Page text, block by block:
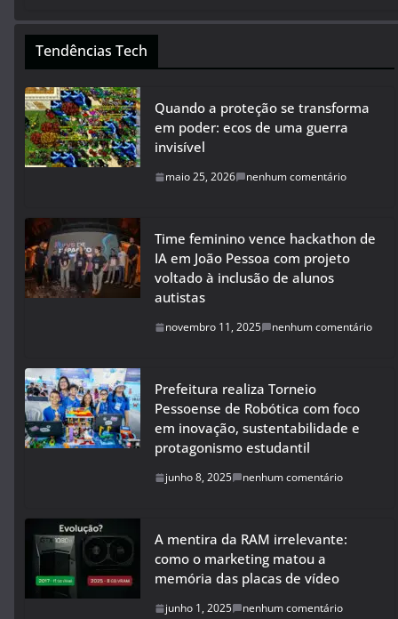
Tendências Tech
Quando a proteção se transforma
em poder: ecos de uma guerra
invisível
maio 25, 2026 nenhum comentário
Time feminino vence hackathon de
IA em João Pessoa com projeto
voltado à inclusão de alunos
autistas
novembro 11, 2025 nenhum comentário
Prefeitura realiza Torneio
Pessoense de Robótica com foco
em inovação, sustentabilidade e
protagonismo estudantil
junho 8, 2025 nenhum comentário
A mentira da RAM irrelevante:
como o marketing matou a
memória das placas de vídeo
junho 1, 2025 nenhum comentário